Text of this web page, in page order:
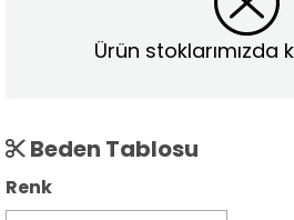
Ürün stoklarımızda
Beden Tablosu
Renk